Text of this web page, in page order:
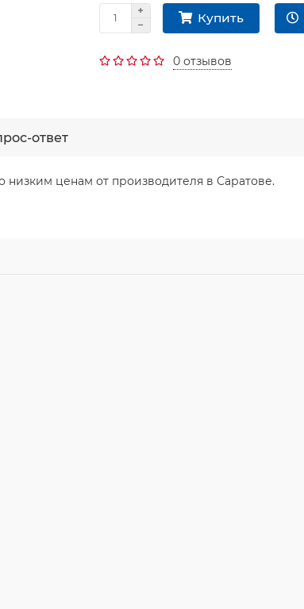
Купить
0 отзывов
ответ
низким ценам от производителя в Саратове.